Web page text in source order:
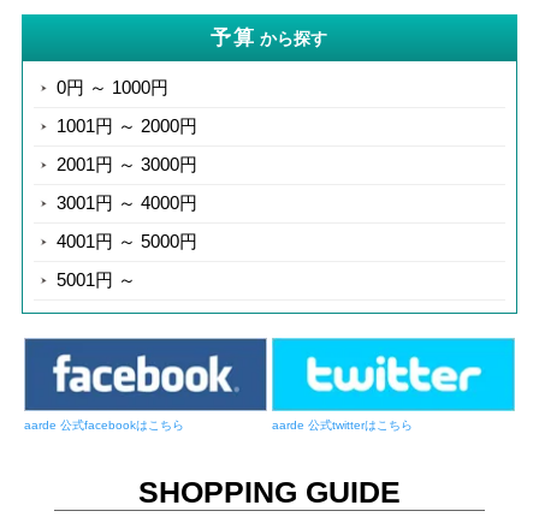
予算 から探す
0円 ～ 1000円
1001円 ～ 2000円
2001円 ～ 3000円
3001円 ～ 4000円
4001円 ～ 5000円
5001円 ～
aarde 公式facebookはこちら aarde 公式twitterはこちら
SHOPPING GUIDE